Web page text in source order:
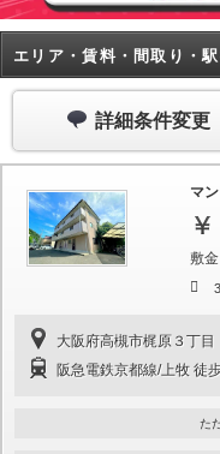
エリア・賃料・間取り・
詳細条件変更
マ
敷金
大阪府高槻市梶原３丁目
阪急電鉄京都線/上牧 徒
た